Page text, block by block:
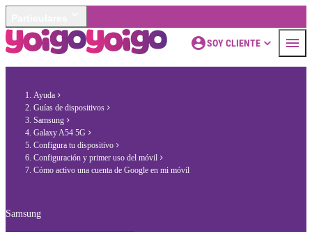
SOY CLIENTE
Ayuda
Guías de dispositivos
Samsung
Galaxy A54 5G
Configura tu dispositivo
Configuración y primer uso del móvil
Cómo activo una cuenta de Google en mi móvil
Samsung